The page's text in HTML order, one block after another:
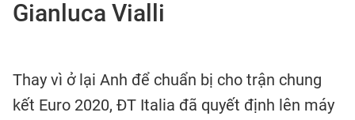
Gianluca Vialli
Thay vì ở lại Anh để chuẩn bị cho trận chung
kết Euro 2020, ĐT Italia đã quyết định lên máy